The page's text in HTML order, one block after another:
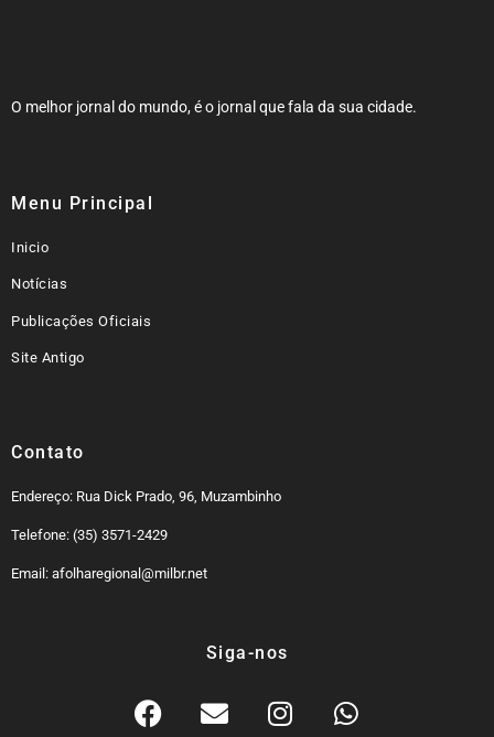
O melhor jornal do mundo, é o jornal que fala da sua cidade.
Menu Principal
Inicio
Notícias
Publicações Oficiais
Site Antigo
Contato
Endereço: Rua Dick Prado, 96, Muzambinho
Telefone: (35) 3571-2429
Email: afolharegional@milbr.net
Siga-nos